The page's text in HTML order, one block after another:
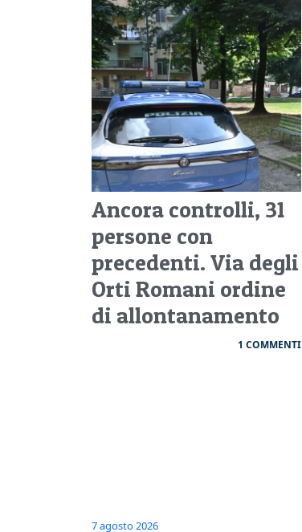
Ancora controlli, 31
persone con
precedenti. Via degli
Orti Romani ordine
di allontanamento
1 COMMENTI
7 agosto 2026